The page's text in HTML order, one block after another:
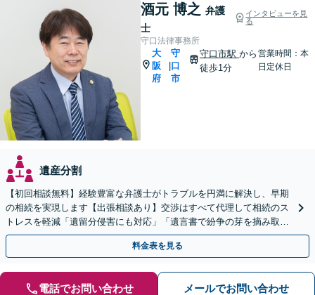
酒元 博之 弁護
士
インタビューを見
る
守口法律事務所
大
阪
府
守
口
市
守口市駅 から
徒歩1分
営業時間：本
日定休日
遺産分割
【初回相談無料】経験豊富な弁護士がトラブルを円満に解決し、早期
の相続を実現します【出張相談あり】交渉はすべて代理して相続のス
トレスを軽減「遺留分侵害にも対応」「遺言書で紛争の芽を摘み取
る」【完全個室制】【バリアフリー対応】【守口市駅1分】
料金表を見る
電話でお問い合わせ メールでお問い合わせ